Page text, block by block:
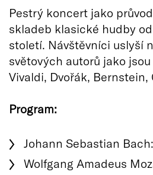
Pestrý koncert jako
skladeb klasické hudby od
století. Návštěvníci uslyší
světových autorů jako
Vivaldi, Dvořák, Bernstein,
Program:
Johann Sebastian Bach:
Wolfgang Amadeus